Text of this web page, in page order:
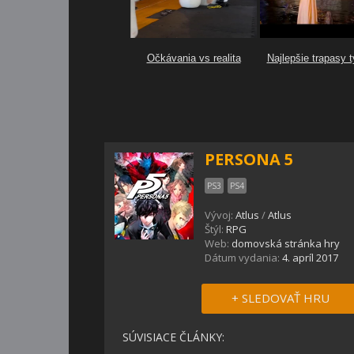
PERSONA 5
PS3 PS4
Vývoj: Atlus /Atlus
Štýl: RPG
Web: domovská stránka hry
Dátum vydania: 4. apríl 2017
+ SLEDOVAŤ HRU
SÚVISIACE ČLÁNKY: